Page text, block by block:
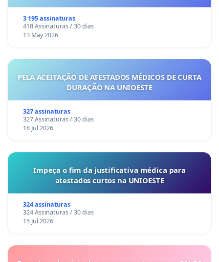
3 195 assinaturas
418 Assinaturas / 30 dias
13 May 2026
PELA ACEITAÇÃO DE ATESTADOS MÉDICOS DE CURTA
DURAÇÃO NA UNIOESTE
327 assinaturas
327 Assinaturas / 30 dias
18 Jul 2026
Impeça o fim da justificativa médica para
atestados curtos na UNIOESTE
324 assinaturas
324 Assinaturas / 30 dias
15 Jul 2026